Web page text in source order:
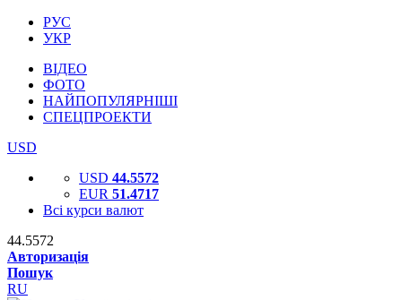
РУС
УКР
ВІДЕО
ФОТО
НАЙПОПУЛЯРНІШІ
СПЕЦПРОЕКТИ
USD
USD 44.5572
EUR 51.4717
Всі курси валют
44.5572
Авторизація
Пошук
RU